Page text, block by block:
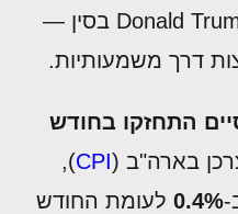
וביקור של נשיא ארה"ב Donald Trump בסין —
דרך משמעותיות.
התחזקו בחודש
בארה"ב (CPI
),
0.4% לעומת החודש